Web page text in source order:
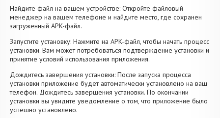
Найдите файл на вашем устройстве: Откройте файловый
менеджер на вашем телефоне и найдите место, где сохранен
загруженный APK-файл.
Запустите установку: Нажмите на APK-файл, чтобы начать процесс
установки. Вам может потребоваться подтверждение установки и
принятие условий использования приложения.
Дождитесь завершения установки: После запуска процесса
установки приложение будет автоматически установлено на ваш
телефон. Дождитесь завершения установки. По окончании
установки вы увидите уведомление о том, что приложение было
успешно установлено.